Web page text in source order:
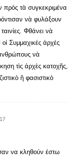
πρὸς τὰ συγκεκριμένα
νὰ φυλάξουν
Φθάνει νὰ
Συμμαχικές ἀρχές
νὰ
τὶς ἀρχὲς κατοχῆς,
ἢ φασιστικὸ
να κληθούν έστω